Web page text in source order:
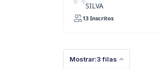
SILVA
13 Inscritos
Mostrar:3 filas